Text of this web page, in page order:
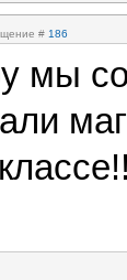
# 186
мы